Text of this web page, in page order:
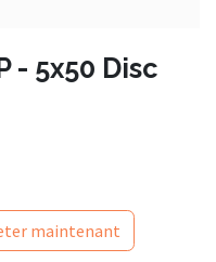
- 5x50 Disc
maintenant